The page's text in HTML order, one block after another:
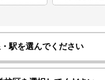
駅を選んでください